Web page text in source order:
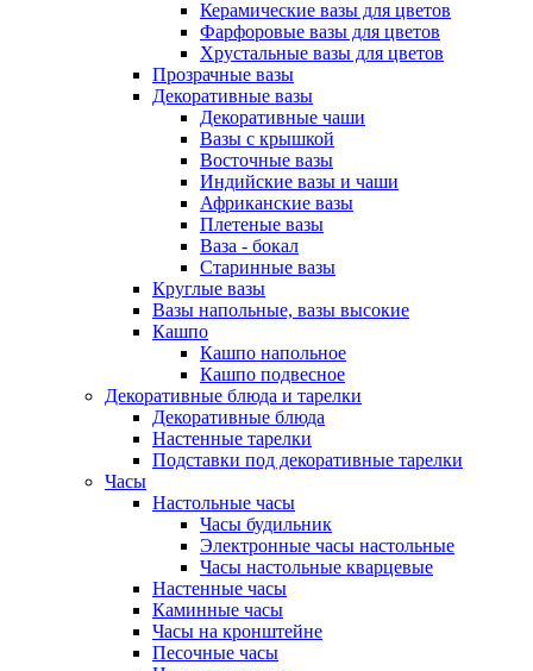
Керамические вазы для цветов
Фарфоровые вазы для цветов
Хрустальные вазы для цветов
Прозрачные вазы
Декоративные вазы
Декоративные чаши
Вазы с крышкой
Восточные вазы
Индийские вазы и чаши
Африканские вазы
Плетеные вазы
Ваза - бокал
Старинные вазы
Круглые вазы
Вазы напольные, вазы высокие
Кашпо
Кашпо напольное
Кашпо подвесное
Декоративные блюда и тарелки
Декоративные блюда
Настенные тарелки
Подставки под декоративные тарелки
Часы
Настольные часы
Часы будильник
Электронные часы настольные
Часы настольные кварцевые
Настенные часы
Каминные часы
Часы на кронштейне
Песочные часы